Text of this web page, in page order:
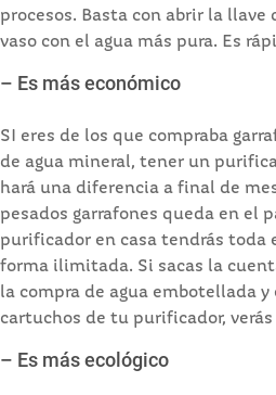
procesos. Basta con abrir la
vaso con el agua más pura. Es
– Es más económico
SI eres de los que compraba
de agua mineral, tener un
hará una diferencia a final de
pesados garrafones queda en el
purificador en casa tendrás toda
forma ilimitada. Si sacas la
la compra de agua embotellada
cartuchos de tu purificador,
– Es más ecológico